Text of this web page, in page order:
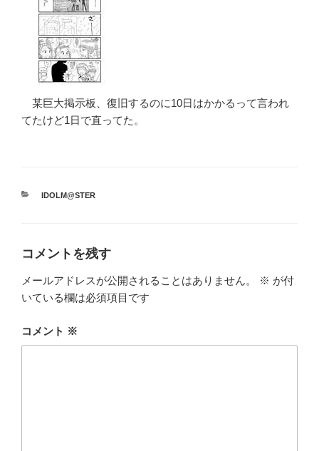
某巨大掲示板、復旧するのに10日はかかるって言われ
てたけど1日で直ってた。
カ
IDOLM@STER
コメントを残す
メールアドレスが公開されることはありません。 ※ が付
いている欄は必須項目です
コメント ※